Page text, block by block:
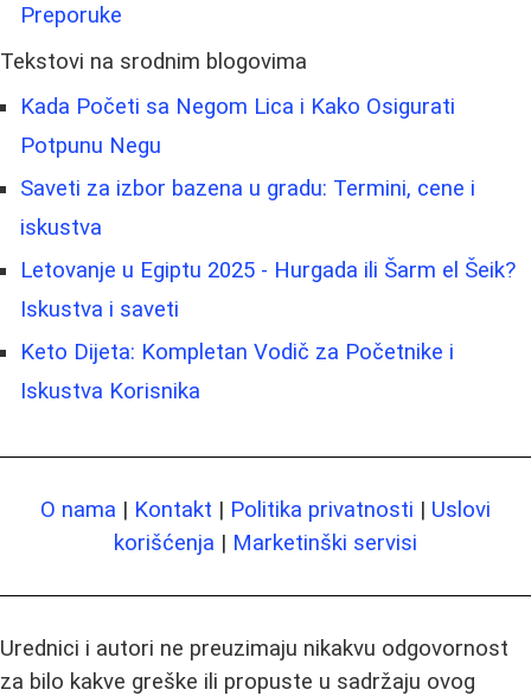
Preporuke
Tekstovi na srodnim blogovima
Kada Početi sa Negom Lica i Kako Osigurati
Potpunu Negu
Saveti za izbor bazena u gradu: Termini, cene i
iskustva
Letovanje u Egiptu 2025 - Hurgada ili Šarm el Šeik?
Iskustva i saveti
Keto Dijeta: Kompletan Vodič za Početnike i
Iskustva Korisnika
O nama | Kontakt | Politika privatnosti | Uslovi
korišćenja | Marketinški servisi
Urednici i autori ne preuzimaju nikakvu odgovornost
za bilo kakve greške ili propuste u sadržaju ovog